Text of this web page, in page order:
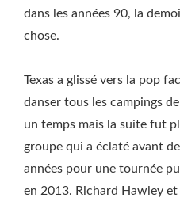
dans les années 90, la
chose.
Texas a glissé vers la pop
danser tous les campings
un temps mais la suite fut
groupe qui a éclaté avant
années pour une tournée
en 2013. Richard Hawley